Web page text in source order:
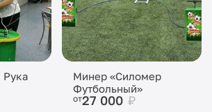
Рука
Минер «Силомер
Футбольный»
от27 000 ₽